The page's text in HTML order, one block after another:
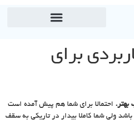
برای
احتمالا برای شما هم پیش آمده است
ولی شما کاملا بیدار در تاریکی به سقف